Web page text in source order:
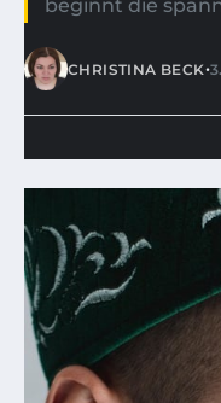
beginnt die
CHRISTINA BECK•